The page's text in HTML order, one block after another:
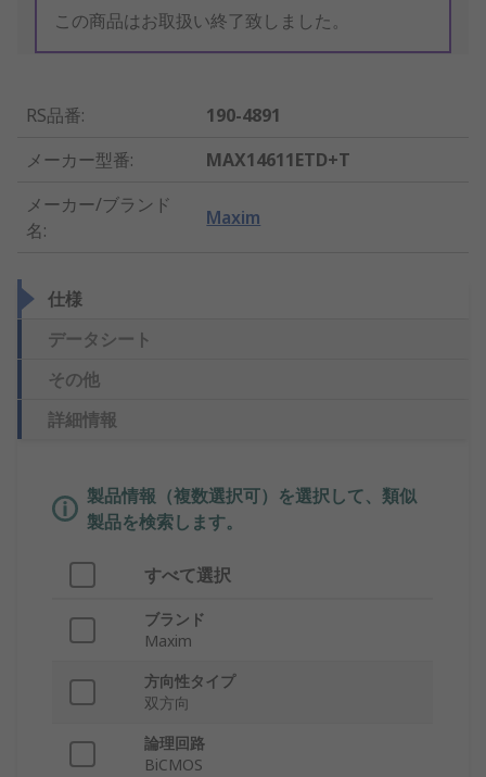
この商品はお取扱い終了致しました。
RS品番:
190-4891
メーカー型番:
MAX14611ETD+T
メーカー/ブランド
名:
Maxim
仕様
データシート
その他
詳細情報
製品情報（複数選択可）を選択して、類似
製品を検索します。
すべて選択
ブランド
Maxim
方向性タイプ
双方向
論理回路
BiCMOS